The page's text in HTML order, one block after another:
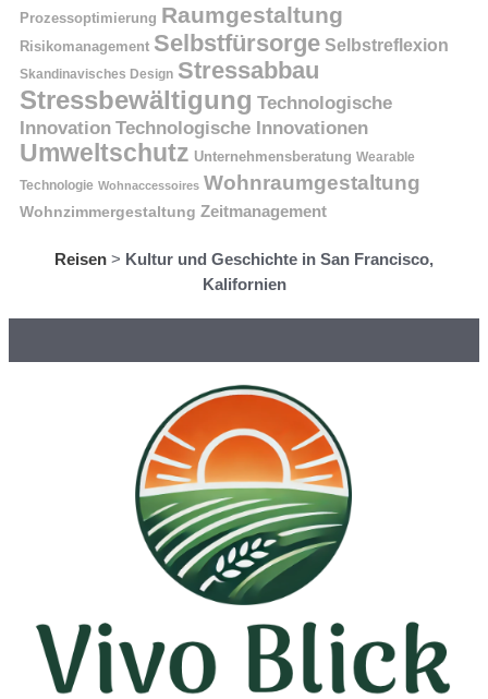
Prozessoptimierung Raumgestaltung
Risikomanagement Selbstfürsorge Selbstreflexion
Skandinavisches Design Stressabbau
Stressbewältigung Technologische
Innovation Technologische Innovationen
Umweltschutz Unternehmensberatung Wearable
Technologie Wohnaccessoires Wohnraumgestaltung
Wohnzimmergestaltung Zeitmanagement
Reisen > Kultur und Geschichte in San Francisco,
Kalifornien